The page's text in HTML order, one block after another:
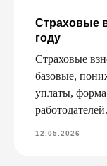
Страховые
году
Страховые
базовые,
уплаты,
работодателей.
12.05.2026